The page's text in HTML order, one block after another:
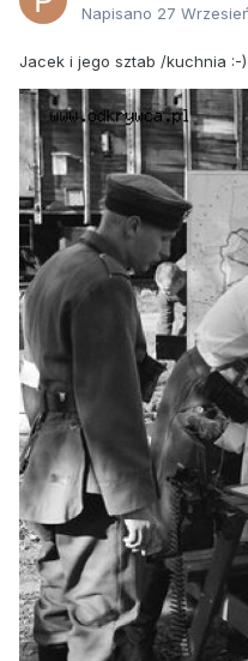
Napisano 27
Jacek i jego sztab /kuchnia :-)